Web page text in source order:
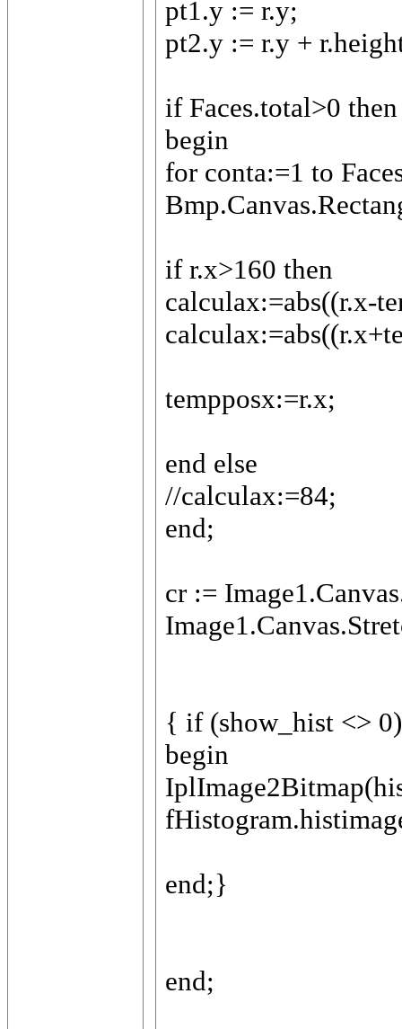
pt1.y := r.y;
pt2.y := r.y +
if Faces.total>0 then
begin
for conta:=1 to
if r.x>160 then
calculax:=abs((r.x-
tempposx:=r.x;
end else
//calculax:=84;
end;
cr :=
{ if (show_hist <>
begin
end;}
end;